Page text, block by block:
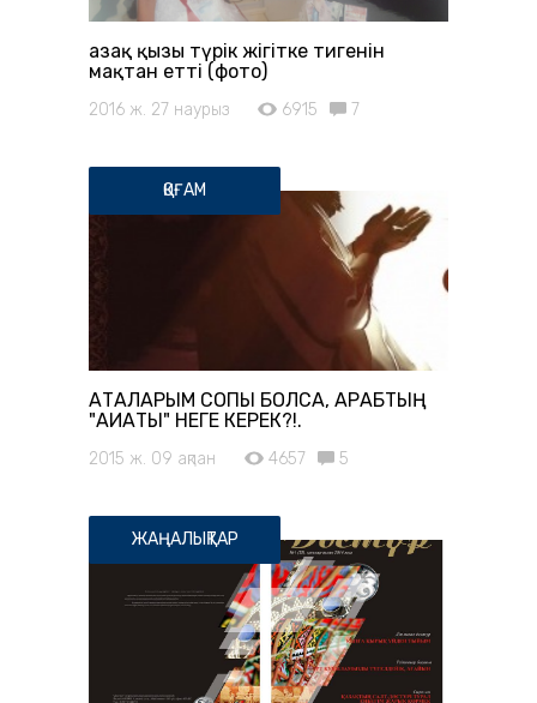
Қазақ қызы түрiк жiгiтке тигенiн
мақтан еттi (фото)
2016 ж. 27 наурыз 6915 7
ҚОҒАМ
АТАЛАРЫМ СОПЫ БОЛСА, АРАБТЫҢ
"АҚИҚАТЫ" НЕГЕ КЕРЕК?!.
2015 ж. 09 ақпан 4657 5
ЖАҢАЛЫҚТАР